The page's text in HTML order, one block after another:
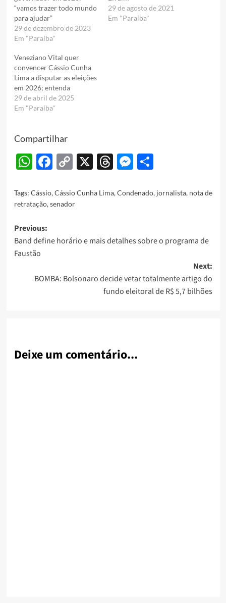
“vamos trazer todo mundo
para ajudar”
29 de dezembro de 2023
Em "Paraíba"
29 de agosto de 2021
Em "Paraíba"
Veneziano Vital quer
convencer Cássio Cunha
Lima a disputar as eleições
em 2026; entenda
29 de abril de 2025
Em "Paraíba"
Compartilhar
WhatsApp
Facebook
Copy
X Threads
Messenger
Share
Tags: Cássio,Cássio Cunha Lima,Condenado, jornalista, nota de
retratação,senador
Post
navigation
Previous:
Band define horário e mais detalhes sobre o programa de
Faustão
Next:
BOMBA: Bolsonaro decide vetar totalmente artigo do
fundo eleitoral de R$ 5,7 bilhões
Deixe um comentário...